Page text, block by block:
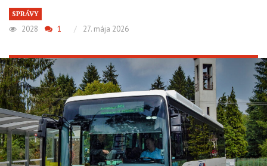
SPRÁVY
2028 1 / 27. mája 2026